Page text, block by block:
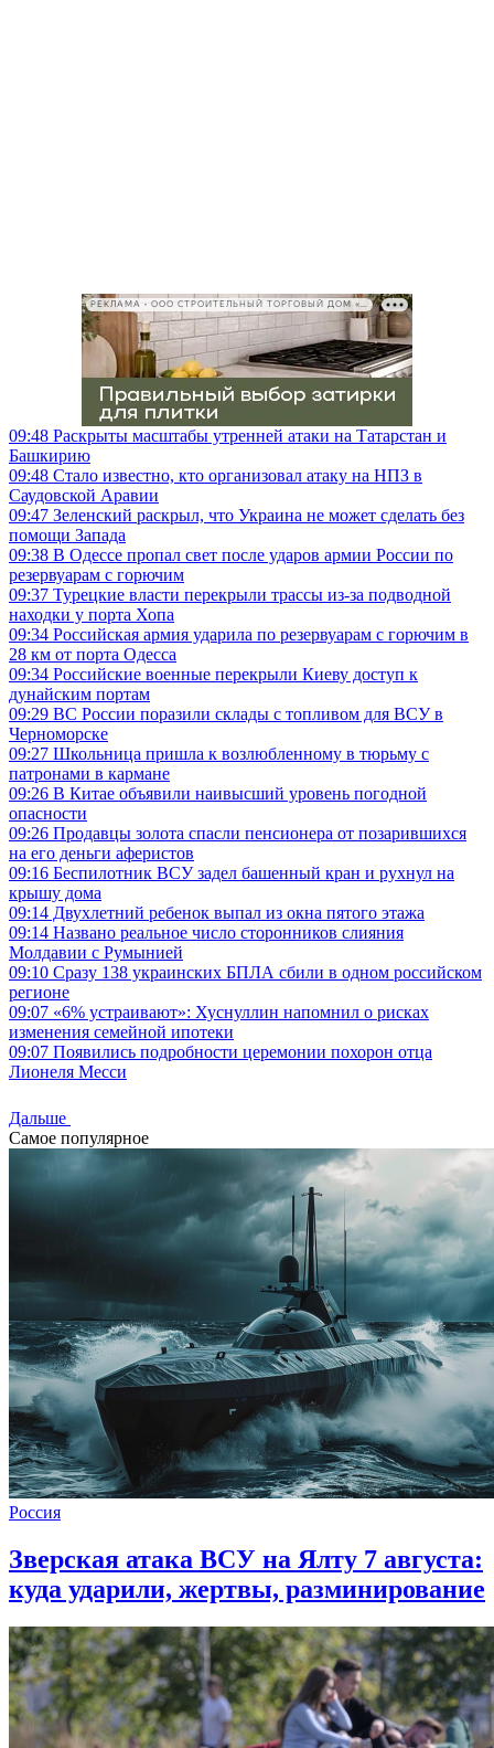
РЕКЛАМА • ООО СТРОИТЕЛЬНЫЙ ТОРГОВЫЙ ДОМ «ПЕТРОВИЧ», ИНН 7802348846
09:48 Раскрыты масштабы утренней атаки на Татарстан и
Башкирию
09:48 Стало известно, кто организовал атаку на НПЗ в
Саудовской Аравии
09:47 Зеленский раскрыл, что Украина не может сделать без
помощи Запада
09:38 В Одессе пропал свет после ударов армии России по
резервуарам с горючим
09:37 Турецкие власти перекрыли трассы из-за подводной
находки у порта Хопа
09:34 Российская армия ударила по резервуарам с горючим в
28 км от порта Одесса
09:34 Российские военные перекрыли Киеву доступ к
дунайским портам
09:29 ВС России поразили склады с топливом для ВСУ в
Черноморске
09:27 Школьница пришла к возлюбленному в тюрьму с
патронами в кармане
09:26 В Китае объявили наивысший уровень погодной
опасности
09:26 Продавцы золота спасли пенсионера от позарившихся
на его деньги аферистов
09:16 Беспилотник ВСУ задел башенный кран и рухнул на
крышу дома
09:14 Двухлетний ребенок выпал из окна пятого этажа
09:14 Названо реальное число сторонников слияния
Молдавии с Румынией
09:10 Сразу 138 украинских БПЛА сбили в одном российском
регионе
09:07 «6% устраивают»: Хуснуллин напомнил о рисках
изменения семейной ипотеки
09:07 Появились подробности церемонии похорон отца
Лионеля Месси
Дальше
Самое популярное
Россия
Зверская атака ВСУ на Ялту 7 августа:
куда ударили, жертвы, разминирование